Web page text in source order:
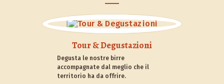
Tour & Degustazioni
Degusta le nostre birre
accompagnate dal meglio che il
territorio ha da offrire.